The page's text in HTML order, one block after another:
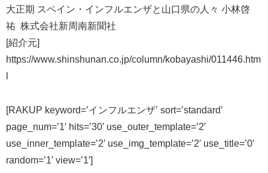
大正期 スペイン・インフルエンザと山口県の人々 小林啓
祐 株式会社新周南新聞社
[紹介元]
https://www.shinshunan.co.jp/column/kobayashi/011446.htm
[RAKUP keyword=’インフルエンザ’ sort=’standard’
page_num=’1′ hits=’30’ use_outer_template=’2′
use_inner_template=’2′ use_img_template=’2′ use_title=’0′
random=’1′ view=’1′]